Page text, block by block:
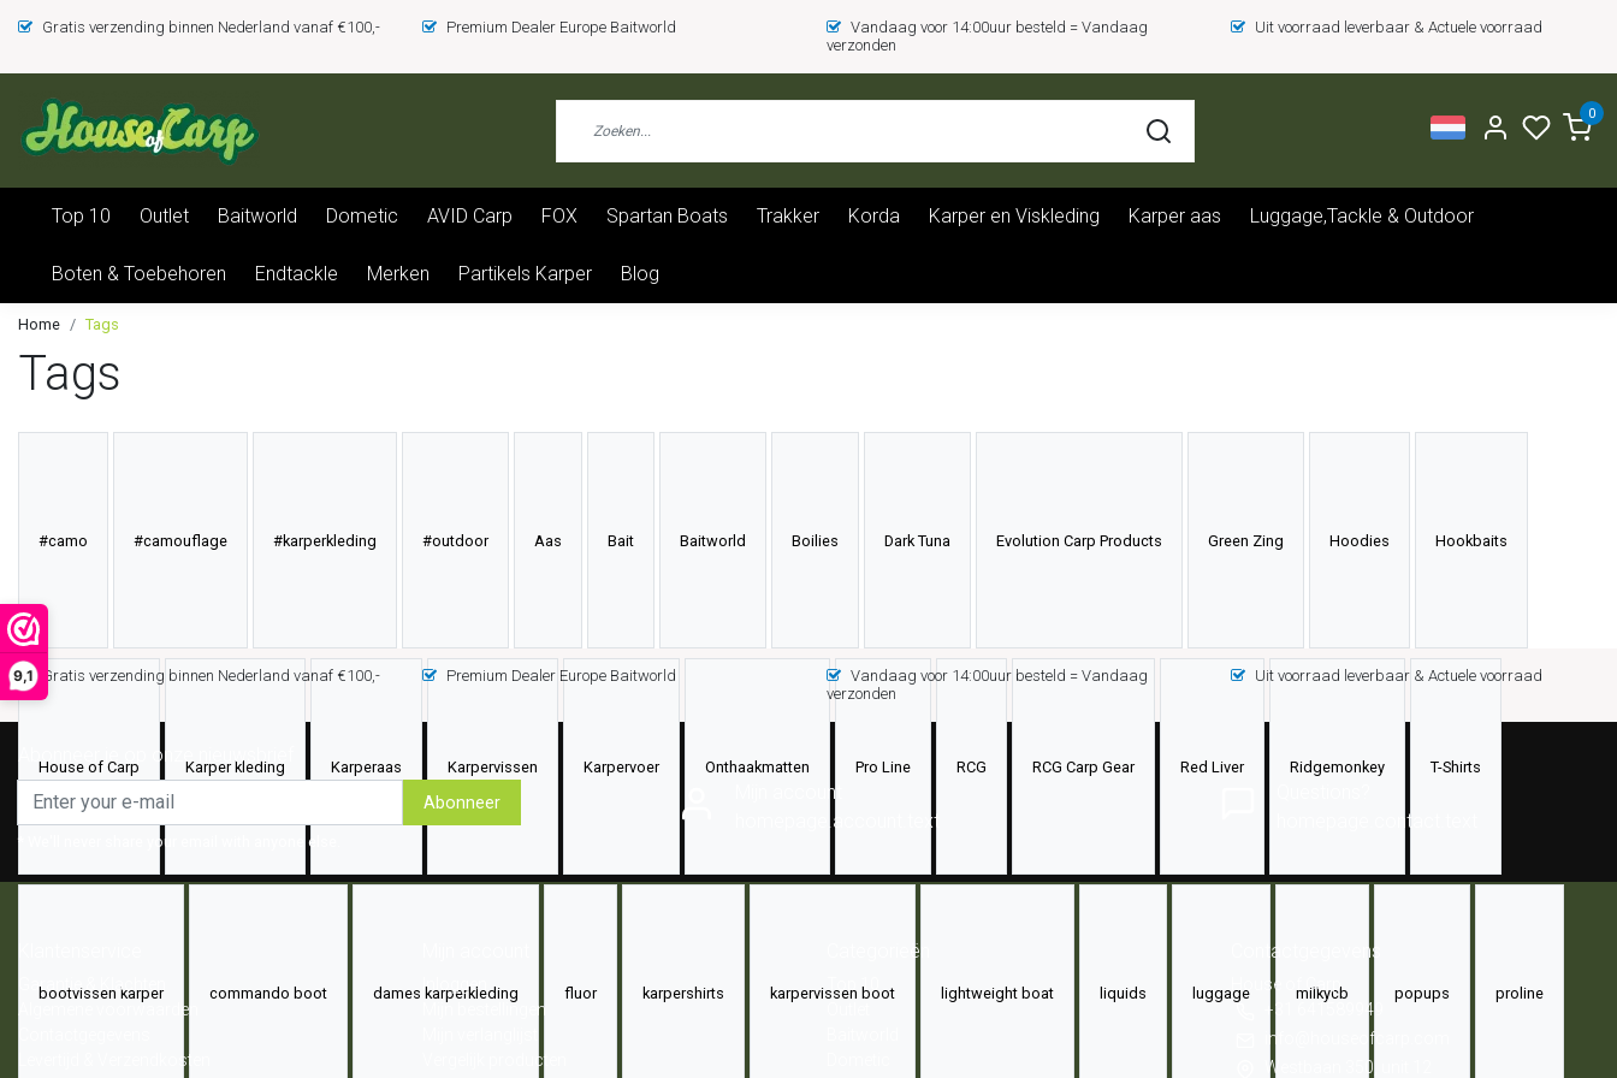
9,1
Gratis verzending binnen Nederland vanaf €100,- Premium Dealer Europe Baitworld
Vandaag voor 14:00uur besteld = Vandaag
verzonden
Uit voorraad leverbaar & Actuele voorraad
0
Top 10 Outlet Baitworld Dometic AVID Carp FOX Spartan Boats Trakker Korda Karper en Viskleding Karper aas Luggage,Tackle & Outdoor
Boten & Toebehoren Endtackle Merken Partikels Karper Blog
Home Tags
Tags
#camo #camouflage #karperkleding #outdoor Aas Bait Baitworld Boilies Dark Tuna Evolution Carp Products Green Zing Hoodies Hookbaits
House of Carp Karper kleding Karperaas Karpervissen Karpervoer Onthaakmatten Pro Line RCG RCG Carp Gear Red Liver Ridgemonkey T-Shirts
bootvissen karper commando boot dames karperkleding fluor karpershirts karpervissen boot lightweight boat liquids luggage milkycb popups proline
Gratis verzending binnen Nederland vanaf €100,- Premium Dealer Europe Baitworld
Vandaag voor 14:00uur besteld = Vandaag
verzonden
Uit voorraad leverbaar & Actuele voorraad
Abonneer je op onze nieuwsbrief
Abonneer
* We'll never share your email with anyone else.
Mijn account
homepage.account.text
homepage.contact.text
Garantie & Klachten
Algemene voorwaarden
Levertijd & Verzendkosten
Inloggen
Mijn bestellingen
Vergelijk producten
Categorieën
Top 10
Contactgegevens
House of Carp
+31 641589949
info@houseofcarp.com
Westbaan 350, unit 12